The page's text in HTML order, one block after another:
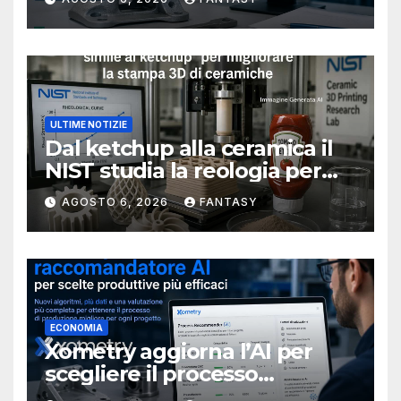
ULTIME NOTIZIE
Dal ketchup alla ceramica il
NIST studia la reologia per
rendere più affidabile la
stampa 3D
AGOSTO 6, 2026 FANTASY
ECONOMIA
Xometry aggiorna l’AI per
scegliere il processo